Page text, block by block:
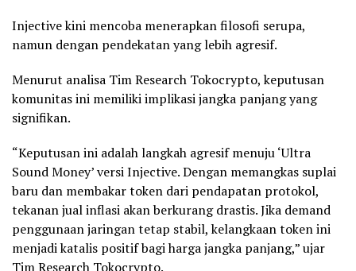
Injective kini mencoba menerapkan filosofi serupa,
namun dengan pendekatan yang lebih agresif.
Menurut analisa Tim Research Tokocrypto, keputusan
komunitas ini memiliki implikasi jangka panjang yang
signifikan.
“Keputusan ini adalah langkah agresif menuju ‘Ultra
Sound Money’ versi Injective. Dengan memangkas suplai
baru dan membakar token dari pendapatan protokol,
tekanan jual inflasi akan berkurang drastis. Jika demand
penggunaan jaringan tetap stabil, kelangkaan token ini
menjadi katalis positif bagi harga jangka panjang,” ujar
Tim Research Tokocrypto.